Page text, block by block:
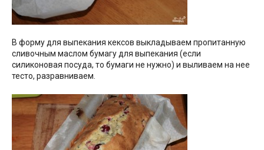
В форму для выпекания кексов выкладываем пропитанную
сливочным маслом бумагу для выпекания (если
силиконовая посуда, то бумаги не нужно) и выливаем на нее
тесто, разравниваем.